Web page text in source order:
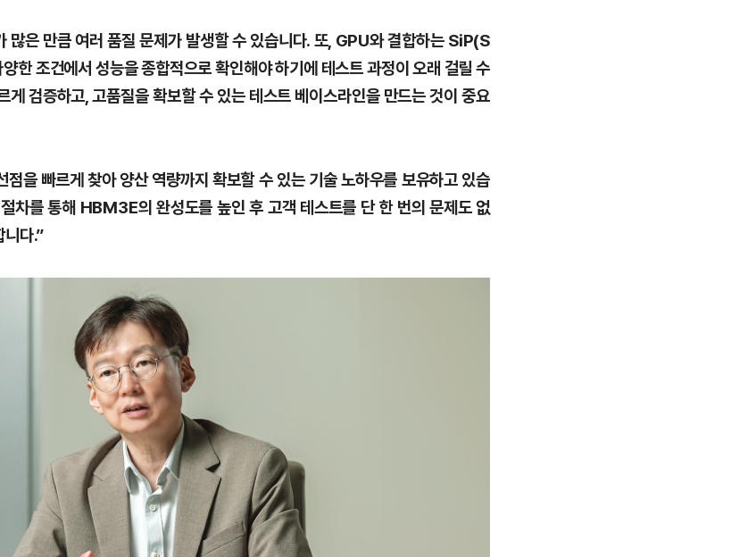
많은 만큼 여러 품질 문제가 발생할 수 있습니다. 또, GPU와 결합하는 SiP(S
조건에서 성능을 종합적으로 확인해야 하기에 테스트 과정이 오래 걸릴 수
게 검증하고, 고품질을 확보할 수 있는 테스트 베이스라인을 만드는 것이 중요
을 빠르게 찾아 양산 역량까지 확보할 수 있는 기술 노하우를 보유하고 있습
차를 통해 HBM3E의 완성도를 높인 후 고객 테스트를 단 한 번의 문제도 없
니다.”